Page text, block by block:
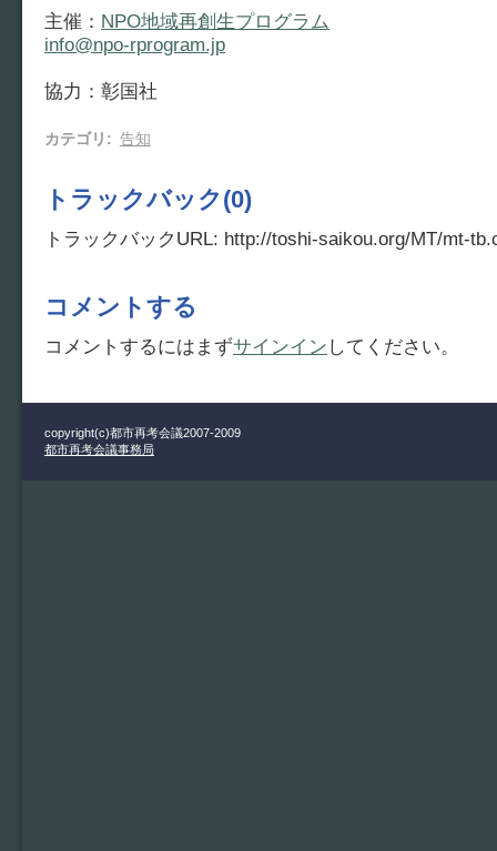
主催： NPO地域再創生プログラム
info@npo-rprogram.jp
協力：彰国社
カテゴリ : 告知
トラックバック(0)
トラックバックURL: http://toshi-saikou.org/MT/mt-
コメントする
コメントするにはまずサインイン してください。
copyright(c)都市再考会議2007-2009
都市再考会議事務局